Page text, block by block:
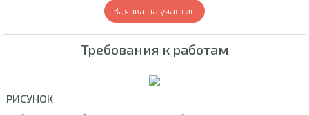
Заявка на участие
Требования к работам
РИСУНОК